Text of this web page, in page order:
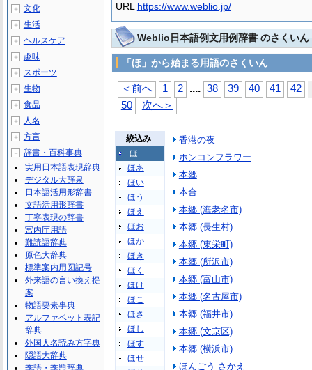
URL https://www.weblio.jp/
Weblio日本語例文用例辞書 のさくいん
「ほ」から始まる用語のさくいん
＜前へ 1 2 .... 38 39 40 41 42
50
次へ＞
絞込み
ほ
ほあ
ほい
ほう
ほえ
ほお
ほか
ほき
ほく
ほけ
ほこ
ほさ
ほし
ほす
ほせ
香港の夜
ホンコンフラワー
本郷
本合
本郷 (海老名市)
本郷 (長生村)
本郷 (東栄町)
本郷 (所沢市)
本郷 (富山市)
本郷 (名古屋市)
本郷 (福井市)
本郷 (文京区)
本郷 (横浜市)
ほんごう さかえ
＋ 文化
＋ 生活
＋ ヘルスケア
＋ 趣味
＋ スポーツ
＋ 生物
＋ 食品
＋ 人名
＋ 方言
－
辞書・百科事典
実用日本語表現辞典
デジタル大辞泉
日本語活用形辞書
文語活用形辞書
丁寧表現の辞書
宮内庁用語
難読語辞典
原色大辞典
標準案内用図記号
外来語の言い換え提
案
物語要素事典
アルファベット表記
辞典
外国人名読み方字典
隠語大辞典
季語・季題辞典